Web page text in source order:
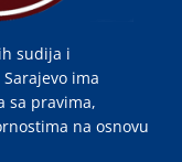
sudija i
ima
sa pravima,
na osnovu